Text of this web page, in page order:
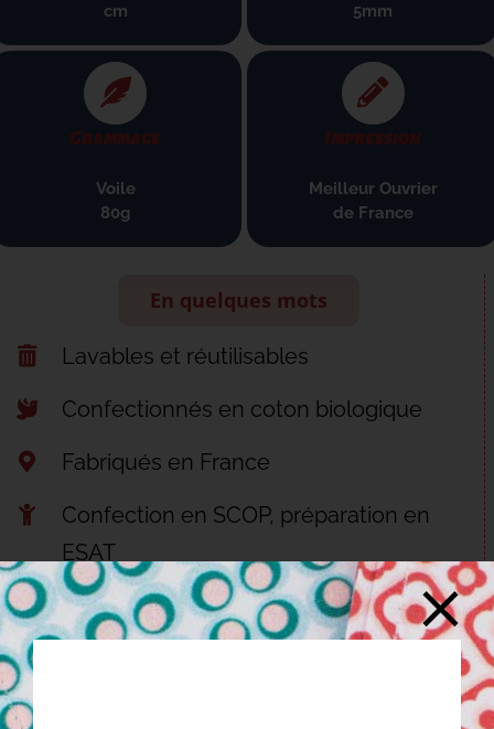
cm
5mm
Grammage
Voile
80g
Impression
Meilleur Ouvrier
de France
En quelques mots
Lavables et réutilisables
Confectionnés en coton biologique
Fabriqués en France
Confection en SCOP, préparation en
ESAT
Découvrir nos engagements
JE COMPLÈTE MA COLLECTION…